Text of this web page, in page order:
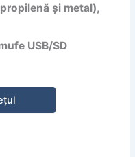
și metal),
USB/SD